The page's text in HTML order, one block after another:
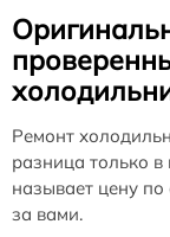
Ремонт
разница только
называет цену
за вами.